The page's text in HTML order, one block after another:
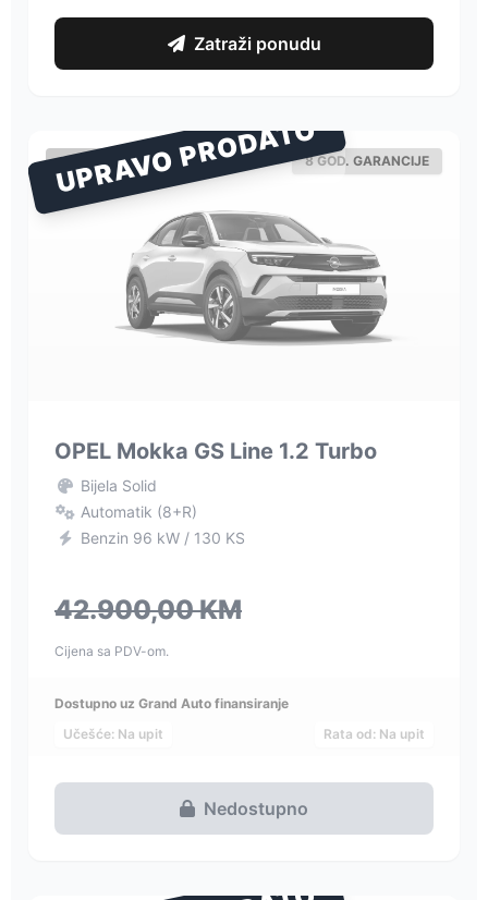
Zatraži ponudu
UPRAVO PRODATO
OPEL 8 GOD. GARANCIJE
OPEL Mokka GS Line 1.2 Turbo
Bijela Solid
Automatik (8+R)
Benzin 96 kW / 130 KS
42.900,00 KM
Cijena sa PDV-om.
Dostupno uz Grand Auto finansiranje
Učešće: Na upit
Rata od: Na upit
Nedostupno